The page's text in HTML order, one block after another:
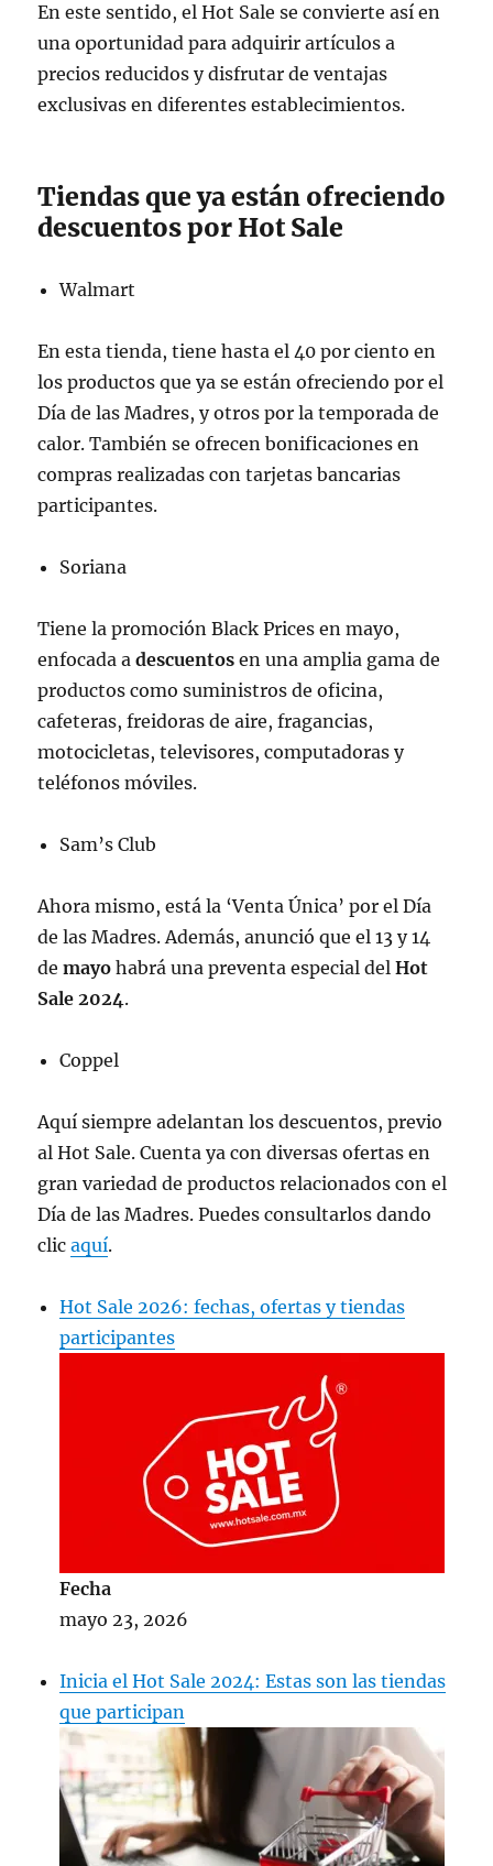
gratuito.pic.twitter.com/1BFw7CxVB3
— Funes Hoy (@funeshoy)May 8,
2024
En este sentido, el Hot Sale se convierte así en
una oportunidad para adquirir artículos a
precios reducidos y disfrutar de ventajas
exclusivas en diferentes establecimientos.
Tiendas que ya están ofreciendo
descuentos por Hot Sale
Walmart
En esta tienda, tiene hasta el 40 por ciento en
los productos que ya se están ofreciendo por el
Día de las Madres, y otros por la temporada de
calor. También se ofrecen bonificaciones en
compras realizadas con tarjetas bancarias
participantes.
Soriana
Tiene la promoción Black Prices en mayo,
enfocada adescuentos en una amplia gama de
productos como suministros de oficina,
cafeteras, freidoras de aire, fragancias,
motocicletas, televisores, computadoras y
teléfonos móviles.
Sam’s Club
Ahora mismo, está la ‘Venta Única’ por el Día
de las Madres. Además, anunció que el 13 y 14
demayohabrá una preventa especial delHot
Sale 2024.
Coppel
Aquí siempre adelantan los descuentos, previo
al Hot Sale. Cuenta ya con diversas ofertas en
gran variedad de productos relacionados con el
Día de las Madres. Puedes consultarlos dando
clicaquí.
Hot Sale 2026: fechas, ofertas y tiendas
participantes
Fecha
mayo 23, 2026
Inicia el Hot Sale 2024: Estas son las tiendas
que participan